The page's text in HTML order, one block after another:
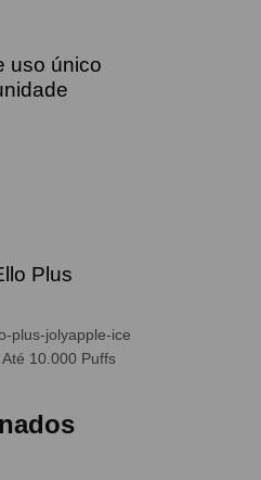
uso único
Plus
plus-jolyapple-ice
Até 10.000 Puffs